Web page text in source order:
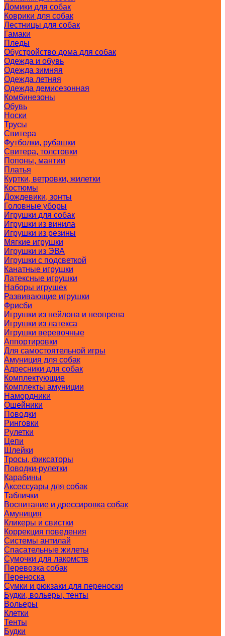
Домики для собак
Коврики для собак
Лестницы для собак
Гамаки
Пледы
Обустройство дома для собак
Одежда и обувь
Одежда зимняя
Одежда летняя
Одежда демисезонная
Комбинезоны
Обувь
Носки
Трусы
Свитера
Футболки, рубашки
Свитера, толстовки
Попоны, мантии
Платья
Куртки, ветровки, жилетки
Костюмы
Дождевики, зонты
Головные уборы
Игрушки для собак
Игрушки из винила
Игрушки из резины
Мягкие игрушки
Игрушки из ЭВА
Игрушки с подсветкой
Канатные игрушки
Латексные игрушки
Наборы игрушек
Развивающие игрушки
Фрисби
Игрушки из нейлона и неопрена
Игрушки из латекса
Игрушки веревочные
Аппортировки
Для самостоятельной игры
Амуниция для собак
Адресники для собак
Комплектующие
Комплекты амуниции
Намордники
Ошейники
Поводки
Ринговки
Рулетки
Цепи
Шлейки
Тросы, фиксаторы
Поводки-рулетки
Карабины
Аксессуары для собак
Таблички
Воспитание и дрессировка собак
Амуниция
Кликеры и свистки
Коррекция поведения
Системы антилай
Спасательные жилеты
Сумочки для лакомств
Перевозка собак
Переноска
Сумки и рюкзаки для переноски
Будки, вольеры, тенты
Вольеры
Клетки
Тенты
Будки